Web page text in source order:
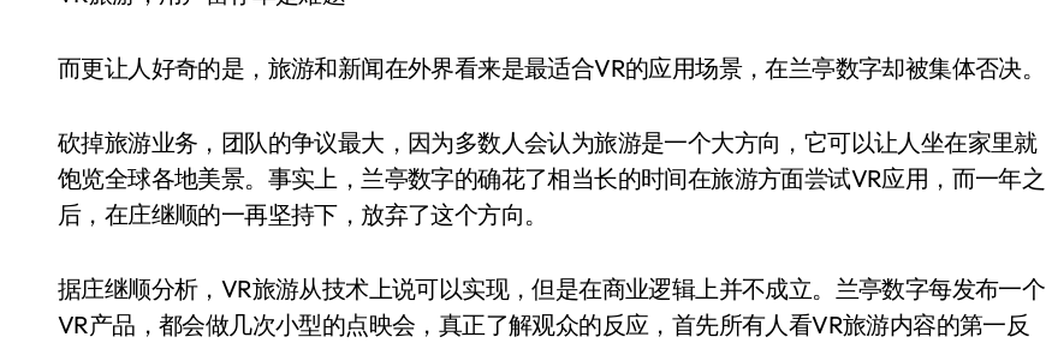
而更让人好奇的是，旅游和新闻在外界看来是最适合VR的应用场景，在兰亭数字却被集体否决。
砍掉旅游业务，团队的争议最大，因为多数人会认为旅游是一个大方向，它可以让人坐在家里就
饱览全球各地美景。事实上，兰亭数字的确花了相当长的时间在旅游方面尝试VR应用，而一年之
后，在庄继顺的一再坚持下，放弃了这个方向。
据庄继顺分析，VR旅游从技术上说可以实现，但是在商业逻辑上并不成立。兰亭数字每发布一个
VR产品，都会做几次小型的点映会，真正了解观众的反应，首先所有人看VR旅游内容的第一反